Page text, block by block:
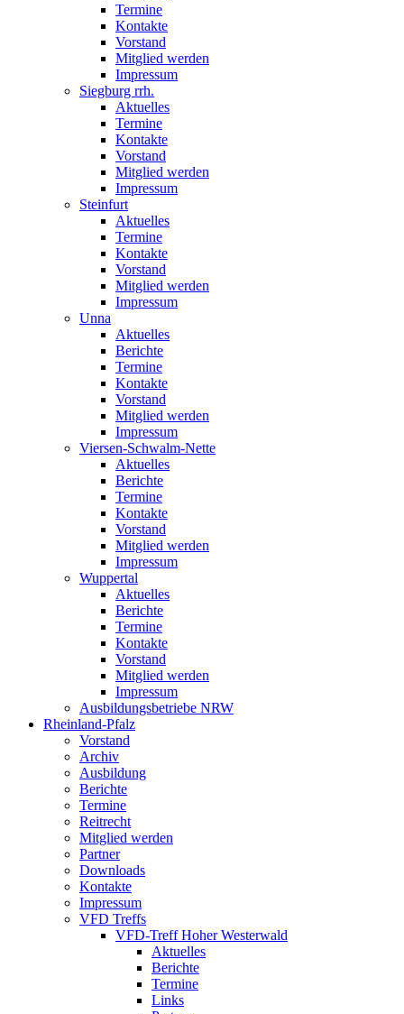
Termine
Kontakte
Vorstand
Mitglied werden
Impressum
Siegburg rrh.
Aktuelles
Termine
Kontakte
Vorstand
Mitglied werden
Impressum
Steinfurt
Aktuelles
Termine
Kontakte
Vorstand
Mitglied werden
Impressum
Unna
Aktuelles
Berichte
Termine
Kontakte
Vorstand
Mitglied werden
Impressum
Viersen-Schwalm-Nette
Aktuelles
Berichte
Termine
Kontakte
Vorstand
Mitglied werden
Impressum
Wuppertal
Aktuelles
Berichte
Termine
Kontakte
Vorstand
Mitglied werden
Impressum
Ausbildungsbetriebe NRW
Rheinland-Pfalz
Vorstand
Archiv
Ausbildung
Berichte
Termine
Reitrecht
Mitglied werden
Partner
Downloads
Kontakte
Impressum
VFD Treffs
VFD-Treff Hoher Westerwald
Aktuelles
Berichte
Termine
Links